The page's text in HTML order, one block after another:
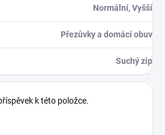
Normální, Vyšší
Přezůvky a domácí obuv
Suchý zip
k této položce.